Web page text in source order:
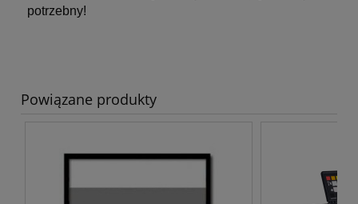
potrzebny!
Powiązane produkty